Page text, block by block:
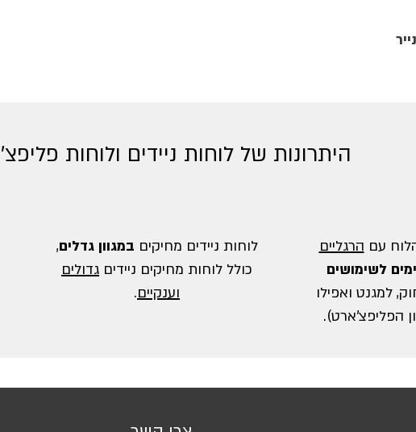
היתרונות של לוחות ניידים ולוחות
לוחות ניידים מחיקים במגוון גדלים,
כולל לוחות מחיקים ניידים גדולים
וענקיים.
עם הרגליים
לשימושים
למגנט ואפילו
הפליפצ'ארט).